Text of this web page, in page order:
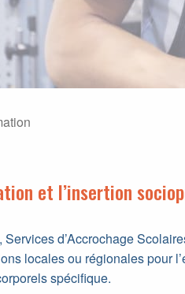
et l’insertion
Services d’Accrochage
locales ou régionales pour
spécifique.